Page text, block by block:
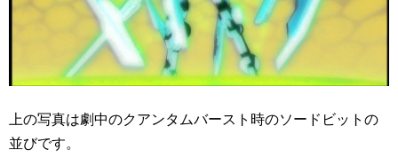
上の写真は劇中のクアンタムバースト時のソードビットの
並びです。